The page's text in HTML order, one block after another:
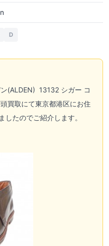
D
(ALDEN) 13132 シガー コ
買取にて東京都港区にお住
したのでご紹介します。